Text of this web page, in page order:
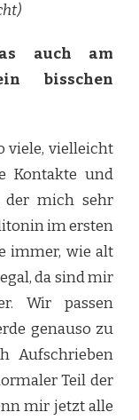
auch am
bisschen
viele, vielleicht
Kontakte und
der mich sehr
im ersten
immer, wie alt
da sind mir
Wir passen
genauso zu
Aufschrieben
Teil der
mir jetzt alle